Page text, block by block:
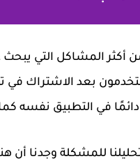
أكثر المشاكل التي يبحث
بعد الاشتراك في
في التطبيق نفسه
تحليلنا للمشكلة وجدنا